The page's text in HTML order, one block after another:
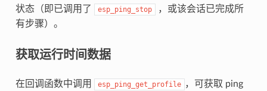
状态（即已调用了 esp_ping_stop
，或该会话已完成所
有步骤）。
获取运行时间数据
在回调函数中调用 esp_ping_get_profile ，可获取 ping